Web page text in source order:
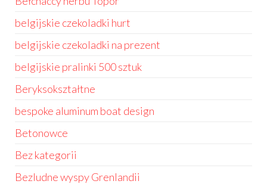
belgijskie czekoladki hurt
belgijskie czekoladki na prezent
belgijskie pralinki 500 sztuk
Beryksokształtne
bespoke aluminum boat design
Betonowce
Bez kategorii
Bezludne wyspy Grenlandii